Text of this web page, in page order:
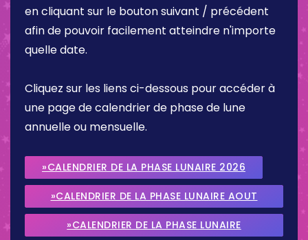
en cliquant sur le bouton suivant / précédent
afin de pouvoir facilement atteindre n'importe
quelle date.
Cliquez sur les liens ci-dessous pour accéder à
une page de calendrier de phase de lune
annuelle ou mensuelle.
»CALENDRIER DE LA PHASE LUNAIRE 2026
»CALENDRIER DE LA PHASE LUNAIRE AOUT
2026
»CALENDRIER DE LA PHASE LUNAIRE